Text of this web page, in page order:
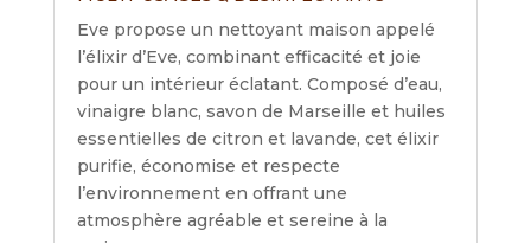
Eve propose un nettoyant maison appelé
l’élixir d’Eve, combinant efficacité et joie
pour un intérieur éclatant. Composé d’eau,
vinaigre blanc, savon de Marseille et huiles
essentielles de citron et lavande, cet élixir
purifie, économise et respecte
l’environnement en offrant une
atmosphère agréable et sereine à la